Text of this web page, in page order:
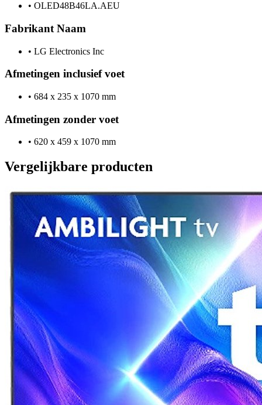
• OLED48B46LA.AEU
Fabrikant Naam
• LG Electronics Inc
Afmetingen inclusief voet
• 684 x 235 x 1070 mm
Afmetingen zonder voet
• 620 x 459 x 1070 mm
Vergelijkbare producten